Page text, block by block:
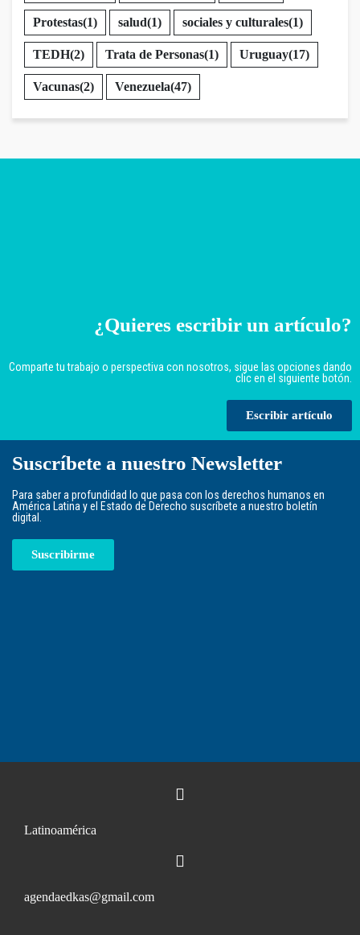
Protestas(1) salud(1) sociales y culturales(1)
TEDH(2) Trata de Personas(1) Uruguay(17)
Vacunas(2) Venezuela(47)
¿Quieres escribir un artículo?
Comparte tu trabajo o perspectiva con nosotros, sigue las opciones dando
clic en el siguiente botón.
Escribir artículo
Suscríbete a nuestro Newsletter
Para saber a profundidad lo que pasa con los derechos humanos en
América Latina y el Estado de Derecho suscríbete a nuestro boletín
digital.
Suscribirme
Latinoamérica
agendaedkas@gmail.com